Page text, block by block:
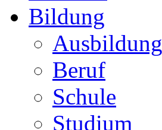
Bildung
Ausbildung
Beruf
Schule
Studium